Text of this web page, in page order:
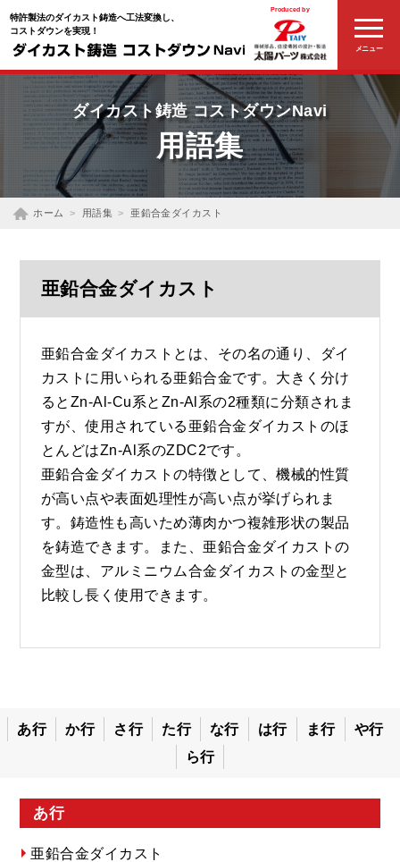
特許製法のダイカスト鋳造へ工法変換し、
コストダウンを実現！
Produced by
メニュー
ダイカスト鋳造 コストダウンNavi
用語集
ホーム 用語集 亜鉛合金ダイカスト
亜鉛合金ダイカスト
亜鉛合金ダイカストとは、その名の通り、ダイ
カストに用いられる亜鉛合金です。大きく分け
るとZn-Al-Cu系とZn-Al系の2種類に分類されま
すが、使用されている亜鉛合金ダイカストのほ
とんどはZn-Al系のZDC2です。
亜鉛合金ダイカストの特徴として、機械的性質
が高い点や表面処理性が高い点が挙げられま
す。鋳造性も高いため薄肉かつ複雑形状の製品
を鋳造できます。また、亜鉛合金ダイカストの
金型は、アルミニウム合金ダイカストの金型と
比較し長く使用できます。
あ行 か行 さ行 た行 な行 は行 ま行
や行
ら行
あ行
亜鉛合金ダイカスト